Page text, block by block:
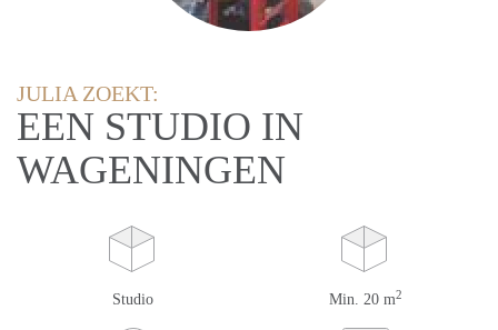
JULIA ZOEKT:
EEN STUDIO IN
WAGENINGEN
Studio Min. 20 m2